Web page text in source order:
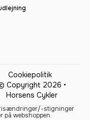
Cookiepolitik
Copyright 2026 •
Horsens Cykler
stigninger
på webshoppen.